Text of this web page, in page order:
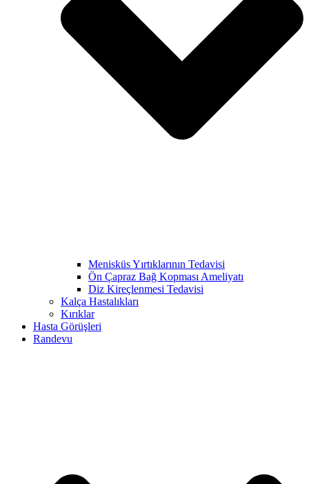
Menisküs Yırtıklarının Tedavisi
Ön Çapraz Bağ Kopması Ameliyatı
Diz Kireçlenmesi Tedavisi
Kalça Hastalıkları
Kırıklar
Hasta Görüşleri
Randevu